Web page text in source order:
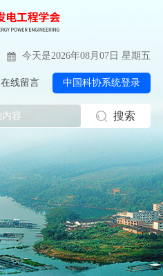
今天是2026年08月07日 星期五
在线留言 中国科协系统登录
搜索